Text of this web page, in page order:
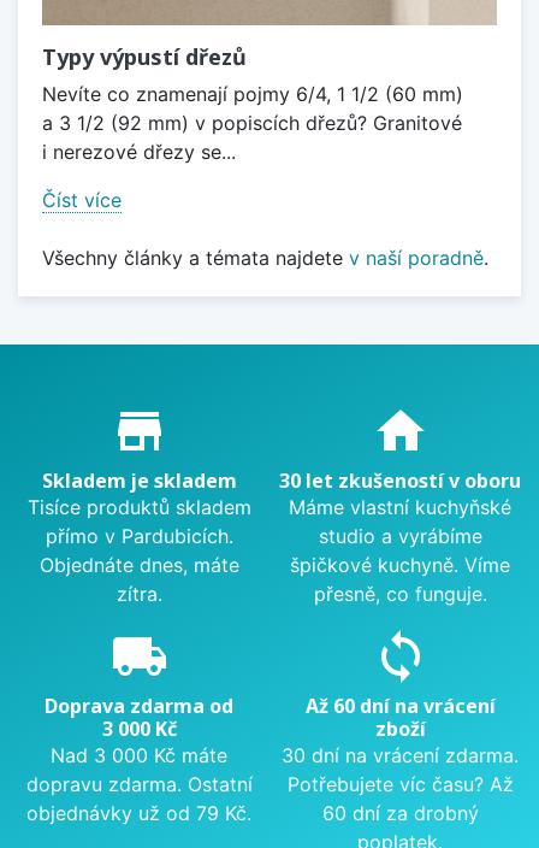
Typy výpustí dřezů
Nevíte co znamenají pojmy 6/4, 1 1/2 (60 mm)
a 3 1/2 (92 mm) v popiscích dřezů? Granitové
i nerezové dřezy se...
Číst více
Všechny články a témata najdete v naší poradně.
Proč nakupovat u nás?
store_mall_directory
Skladem je skladem
Tisíce produktů skladem
přímo v Pardubicích.
Objednáte dnes, máte
zítra.
home
30 let zkušeností v oboru
Máme vlastní kuchyňské
studio a vyrábíme
špičkové kuchyně. Víme
přesně, co funguje.
local_shipping
Doprava zdarma od
3 000 Kč
Nad 3 000 Kč máte
dopravu zdarma. Ostatní
objednávky už od 79 Kč.
sync
Až 60 dní na vrácení
zboží
30 dní na vrácení zdarma.
Potřebujete víc času? Až
60 dní za drobný
poplatek.